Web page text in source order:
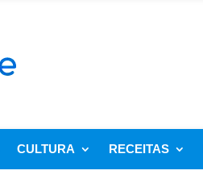
CULTURA RECEITAS